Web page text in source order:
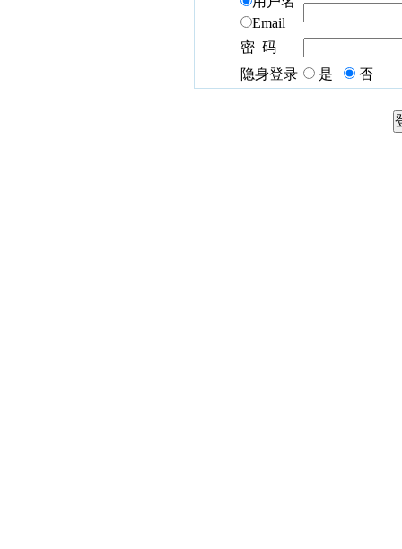
Email
密 码
隐身登录
是 否